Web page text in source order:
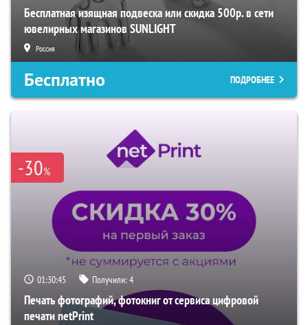
Бесплатная изящная подвеска или скидка 500р. в сети
ювелирных магазинов SUNLIGHT
Россия
Бесплатно ПОДРОБНЕЕ
-30%
01:30:44 Получили:4
Печать фотографий, фотокниг от сервиса цифровой
печати netPrint